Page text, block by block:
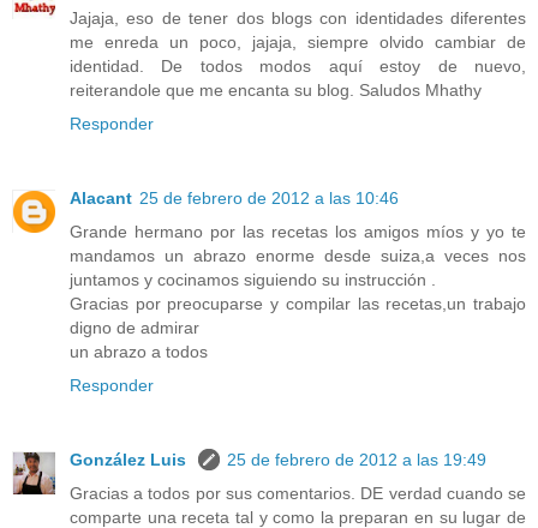
Jajaja, eso de tener dos blogs con identidades diferentes
me enreda un poco, jajaja, siempre olvido cambiar de
identidad. De todos modos aquí estoy de nuevo,
reiterandole que me encanta su blog. Saludos Mhathy
Responder
Alacant 25 de febrero de 2012 a las 10:46
Grande hermano por las recetas los amigos míos y yo te
mandamos un abrazo enorme desde suiza,a veces nos
juntamos y cocinamos siguiendo su instrucción .
Gracias por preocuparse y compilar las recetas,un trabajo
digno de admirar
un abrazo a todos
Responder
González Luis
25 de febrero de 2012 a las 19:49
Gracias a todos por sus comentarios. DE verdad cuando se
comparte una receta tal y como la preparan en su lugar de